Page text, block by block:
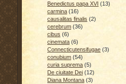
Benedictus papa XVI (13)
carmina (16)
causalitas finalis (2)
cerebrum (36)
cibus (6)
cinemata (6)
Connecticutensifugae (3)
conubium (54)
curia suprema (5)
De ciuitate Dei (12)
Diana Montana (3)